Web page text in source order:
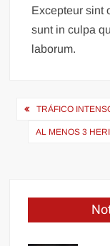
Excepteur sint
sunt in culpa
laborum.
TRÁFICO
AL MENOS 3